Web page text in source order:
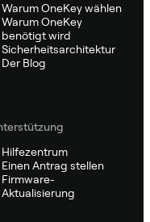
Warum OneKey wählen
Warum OneKey
benötigt wird
Sicherheitsarchitektur
Der Blog
Hilfezentrum
Einen Antrag stellen
Firmware-
Aktualisierung